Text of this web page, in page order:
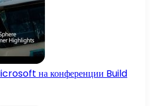
на конференции Build